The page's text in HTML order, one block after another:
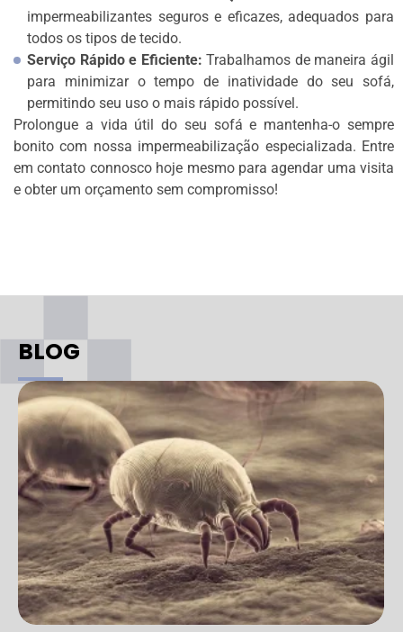
impermeabilizantes seguros e eficazes, adequados para
todos os tipos de tecido.
Serviço Rápido e Eficiente: Trabalhamos de maneira ágil
para minimizar o tempo de inatividade do seu sofá,
permitindo seu uso o mais rápido possível.
Prolongue a vida útil do seu sofá e mantenha-o sempre
bonito com nossa impermeabilização especializada. Entre
em contato connosco hoje mesmo para agendar uma visita
e obter um orçamento sem compromisso!
BLOG